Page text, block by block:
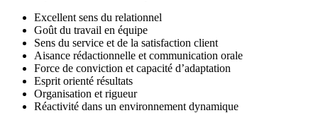
Excellent sens du relationnel
Goût du travail en équipe
Sens du service et de la satisfaction client
Aisance rédactionnelle et communication orale
Force de conviction et capacité d’adaptation
Esprit orienté résultats
Organisation et rigueur
Réactivité dans un environnement dynamique